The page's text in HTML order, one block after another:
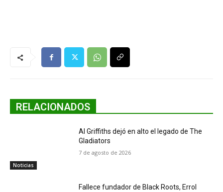
RELACIONADOS
Noticias
Al Griffiths dejó en alto el legado de The
Gladiators
7 de agosto de 2026
Fallece fundador de Black Roots, Errol